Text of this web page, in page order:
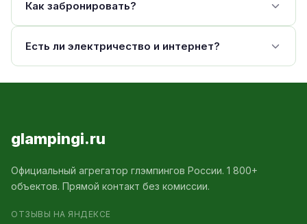
Как забронировать?
Есть ли электричество и интернет?
glampingi.ru
Официальный агрегатор глэмпингов России. 1 800+
объектов. Прямой контакт без комиссии.
ОТЗЫВЫ НА ЯНДЕКСЕ